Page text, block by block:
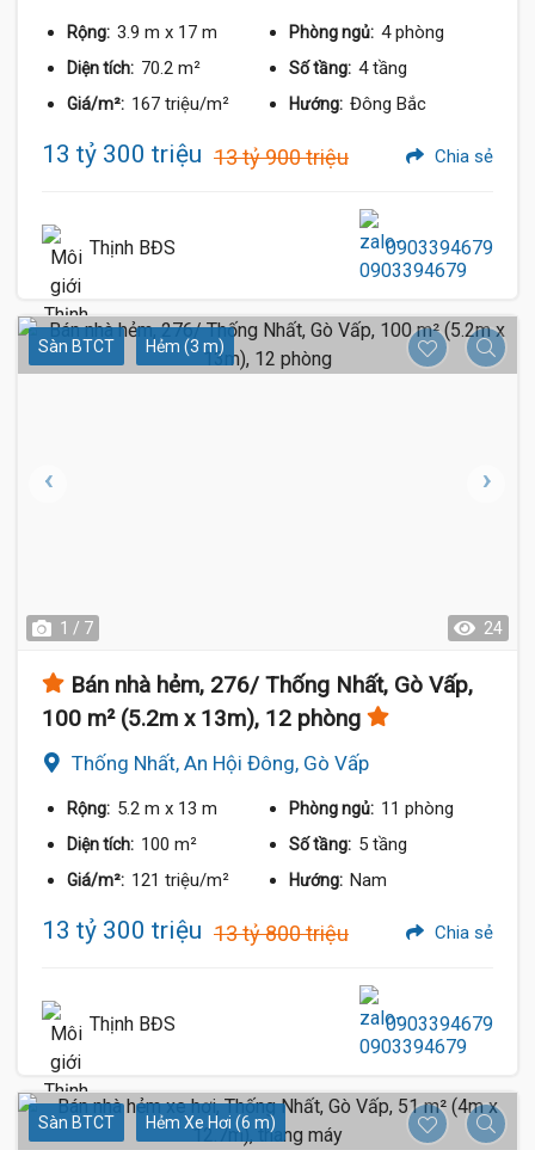
Rộng: 3.9 m x 17 m Phòng ngủ: 4 phòng
Diện tích: 70.2 m² Số tầng: 4 tầng
Giá/m²: 167 triệu/m² Hướng: Đông Bắc
13 tỷ 300 triệu 13 tỷ 900 triệu Chia sẻ
Thịnh BĐS 0903394679
Sàn BTCT Hẻm (3 m)
1 / 7 24
Bán nhà hẻm, 276/ Thống Nhất, Gò Vấp,
100 m² (5.2m x 13m), 12 phòng
Thống Nhất, An Hội Đông, Gò Vấp
Rộng: 5.2 m x 13 m Phòng ngủ: 11 phòng
Diện tích: 100 m² Số tầng: 5 tầng
Giá/m²: 121 triệu/m² Hướng: Nam
13 tỷ 300 triệu 13 tỷ 800 triệu Chia sẻ
Thịnh BĐS 0903394679
Sàn BTCT Hẻm Xe Hơi (6 m)